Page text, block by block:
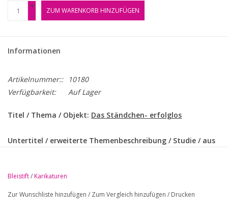
+
-
ZUM WARENKORB HINZUFÜGEN
Informationen
Artikelnummer::
10180
Verfügbarkeit:
Auf Lager
Titel / Thema / Objekt: Das Ständchen- erfolglos
Untertitel / erweiterte Themenbeschreibung / Studie / aus
Skizze I - Studie
Bleistift/ Karikaturen
Zur Wunschliste hinzufügen / Zum Vergleich hinzufügen / Drucken